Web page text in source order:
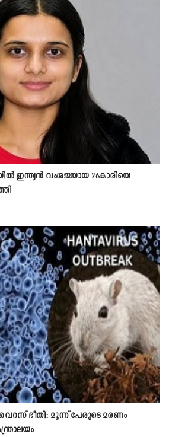
ഇന്ത്യൻ വംശജയായ 26കാരിയെ
ഭീതി: മൂന്ന് പേരുടെ മരണം